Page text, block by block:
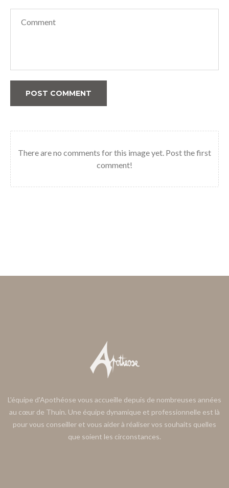
POST COMMENT
There are no comments for this image yet. Post the first
comment!
L'équipe d'Apothéose vous accueille depuis de nombreuses années
au cœur de Thuin. Une équipe dynamique et professionnelle est là
pour vous conseiller et vous aider à réaliser vos souhaits quelles
que soient les circonstances.